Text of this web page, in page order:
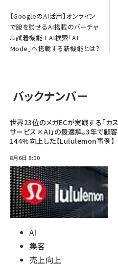
【GoogleのAI活用】オンライン
で服を試せるAI搭載のバーチャ
ル試着機能＋AI検索「AI
Mode」へ搭載する新機能とは？
バックナンバー
世界23位のメガECが実践する「カ
サービス×AI」の最適解。3年で顧
144%向上した【Lululemon事例】
8月6日 8:00
AI
集客
売上向上